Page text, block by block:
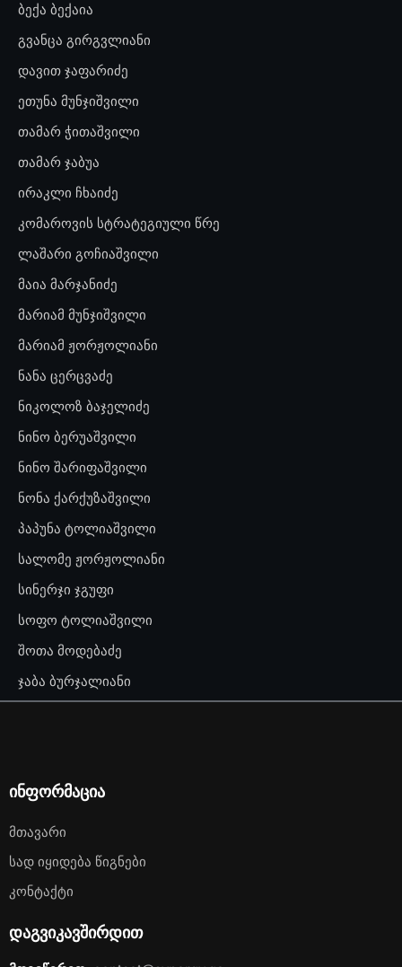
ბექა ბექაია
გვანცა გირგვლიანი
დავით ჯაფარიძე
ეთუნა მუნჯიშვილი
თამარ ჭითაშვილი
თამარ ჯაბუა
ირაკლი ჩხაიძე
კომაროვის სტრატეგიული წრე
ლაშარი გოჩიაშვილი
მაია მარჯანიძე
მარიამ მუნჯიშვილი
მარიამ ჟორჟოლიანი
ნანა ცერცვაძე
ნიკოლოზ ბაჯელიძე
ნინო ბერუაშვილი
ნინო შარიფაშვილი
ნონა ქარქუზაშვილი
პაპუნა ტოლიაშვილი
სალომე ჟორჟოლიანი
სინერჯი ჯგუფი
სოფო ტოლიაშვილი
შოთა მოდებაძე
ჯაბა ბურჯალიანი
ინფორმაცია
Მთავარი
Სად Იყიდება Წიგნები
Კონტაქტი
დაგვიკავშირდით